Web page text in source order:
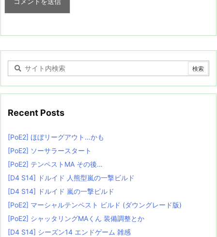
Recent Posts
[PoE2] ほぼリーグアウト…かも
[PoE2] ソーサラースタート
[PoE2] テンペストMA その後…
[D4 S14] ドルイド 人熊型嵐の一撃ビルド
[D4 S14] ドルイド 嵐の一撃ビルド
[PoE2] マーシャルテンペスト ビルド (ダウングレード版)
[PoE2] シャッタリングMAくん 装備調整とか
[D4 S14] シーズン14 エンドゲーム 雑感